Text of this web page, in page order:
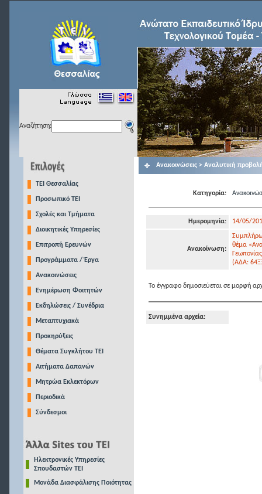
Αναζήτηση:
TEI Θεσσαλίας
Προσωπικό ΤΕΙ
Σχολές και Τμήματα
Διοικητικές Υπηρεσίες
Επιτροπή Ερευνών
Προγράμματα / Έργα
Ανακοινώσεις
Ενημέρωση Φοιτητών
Εκδηλώσεις / Συνέδρια
Μεταπτυχιακά
Προκηρύξεις
Θέματα Συγκλήτου ΤΕΙ
Αιτήματα Δαπανών
Μητρώα Εκλεκτόρων
Περιοδικά
Σύνδεσμοι
Ηλεκτρονικές Υπηρεσίες
Σπουδαστών ΤΕΙ
Μονάδα Διασφάλισης Ποιότητας
Ανακοινώσεις > Αναλυτική
Κατηγορία:
Ημερομηνία: 14/05/
Ανακοίνωση:
θέμα
(ΑΔΑ:
Το έγγραφο δημοσιεύεται σε μορφή
Συνημμένα αρχεία: